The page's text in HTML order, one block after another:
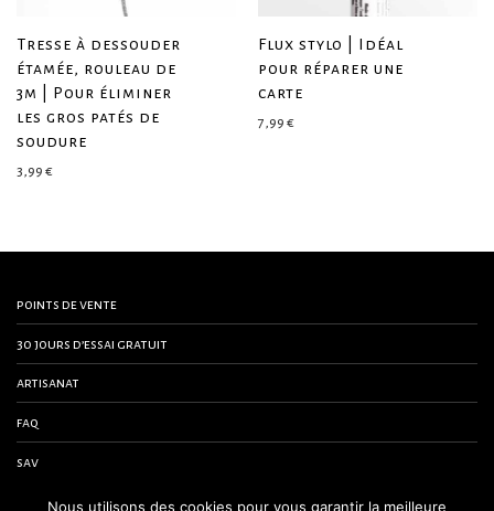
Tresse à dessouder
étamée, rouleau de
3m | Pour éliminer
les gros patés de
soudure
3,99 €
Flux stylo | Idéal
pour réparer une
carte
7,99 €
points de vente
30 jours d’essai gratuit
artisanat
faq
sav
contactez-nous
Nous utilisons des cookies pour vous garantir la meilleure